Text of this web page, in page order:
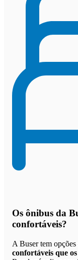
Os ônibus da
confortáveis?
A Buser tem
confortáveis que